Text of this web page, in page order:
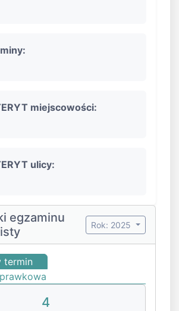
miejscowości:
ulicy:
egzaminu
Rok: 2025
termin
4